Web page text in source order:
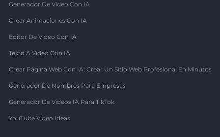
Generador De Video Con IA
Crear Animaciones Con IA
Editor De Video Con IA
Texto A Video Con IA
Crear Página Web Con IA: Crear Un Sitio Web Profesional En Minutos
Generador De Nombres Para Empresas
Generador De Videos IA Para TikTok
YouTube Video Ideas